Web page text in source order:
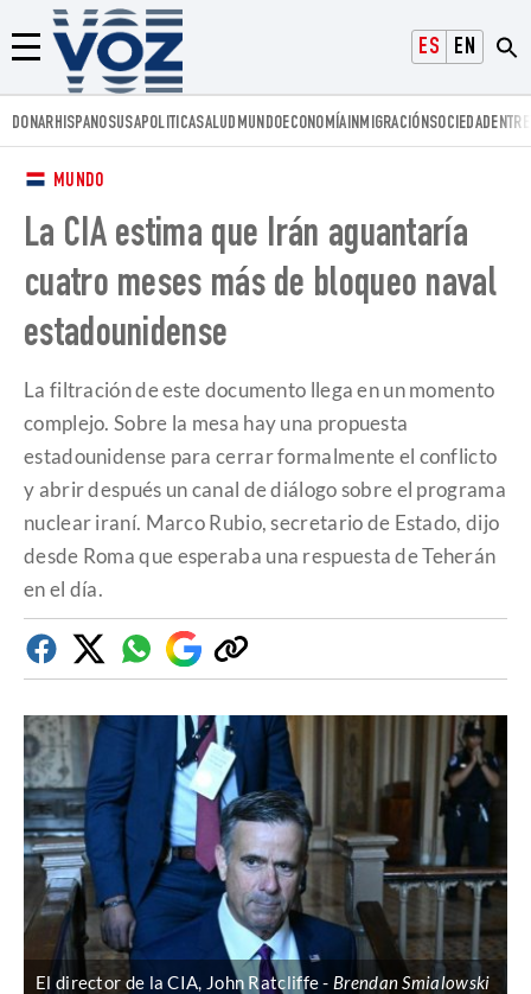
ESPAÑOLENGLISH
Menú
Voz.us
DONARHISPANOSUSAPOLITICASALUD MUNDOECONOMÍAINMIGRACIÓNSOCIEDAD
MUNDO
La CIA estima que Irán aguantaría
cuatro meses más de bloqueo naval
estadounidense
La filtración de este documento llega en un momento
complejo. Sobre la mesa hay una propuesta
estadounidense para cerrar formalmente el conflicto
y abrir después un canal de diálogo sobre el programa
nuclear iraní. Marco Rubio, secretario de Estado, dijo
desde Roma que esperaba una respuesta de Teherán
en el día.
FacebookTwitterWhatsapp
Google
Discover
Copiar
enlace
El director de la CIA, John Ratcliffe
Brendan Smialowski